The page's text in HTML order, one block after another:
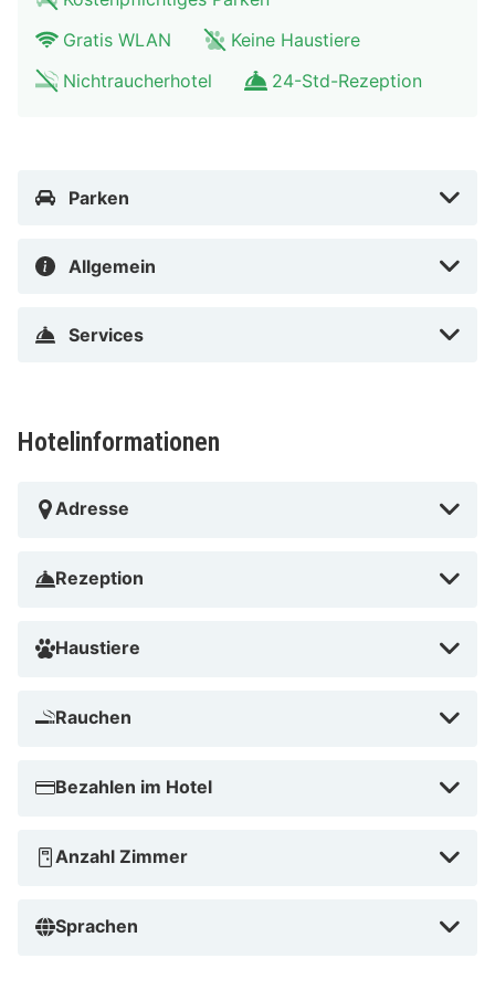
Aparthotel Colombo Roma in Rom (Ostiense) liegt 10
Minuten Fahrt entfernt von: Kolosseum und Forum
In Rom (Ostiense)
Gratis WLAN
Keine Haustiere
Nichtraucherhotel
24-Std-Rezeption
Parken
Allgemein
Services
Hotelinformationen
Adresse
Rezeption
Haustiere
Rauchen
Bezahlen im Hotel
Anzahl Zimmer
Sprachen